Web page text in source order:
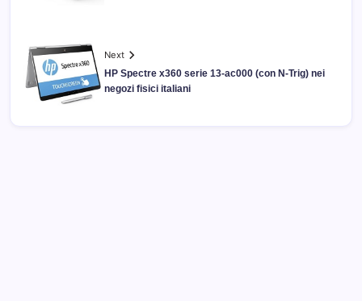
Next
HP Spectre x360 serie 13-ac000 (con N-Trig) nei
negozi fisici italiani